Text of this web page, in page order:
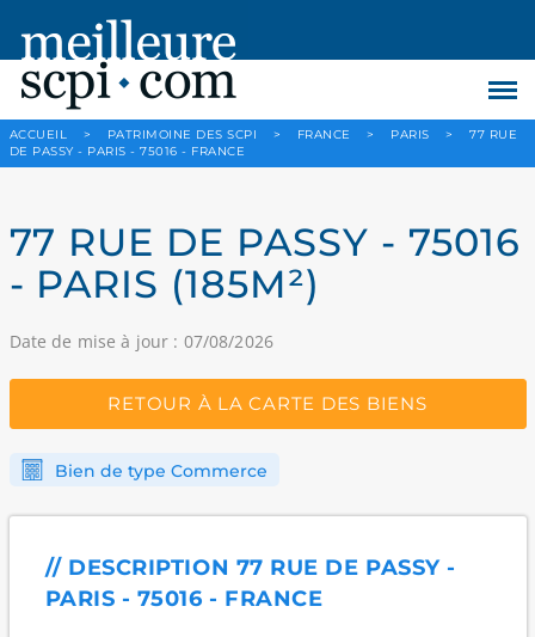
ACCUEIL > PATRIMOINE DES SCPI > FRANCE > PARIS >
77 RUE
DE PASSY - PARIS - 75016 - FRANCE
77 RUE DE PASSY - 75016
- PARIS (185M²)
Date de mise à jour : 07/08/2026
RETOUR À LA CARTE DES BIENS
Bien de type Commerce
// DESCRIPTION 77 RUE DE PASSY -
PARIS - 75016 - FRANCE